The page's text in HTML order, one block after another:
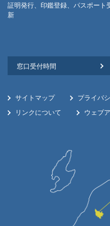
証明発行、印鑑登録、パスポート
新
窓口受付時間
サイトマップ プライバ
リンクについて
ウェブ